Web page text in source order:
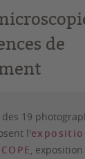
de
19
l'
,